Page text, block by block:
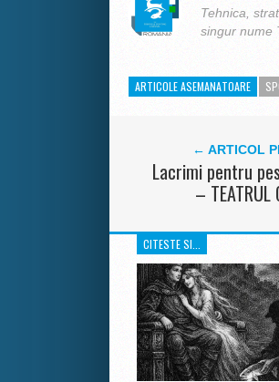
Tehnica,
singur nume
ARTICOLE ASEMANATOARE
← ARTICOL
Lacrimi pentru
– TEATRUL
CITESTE SI...